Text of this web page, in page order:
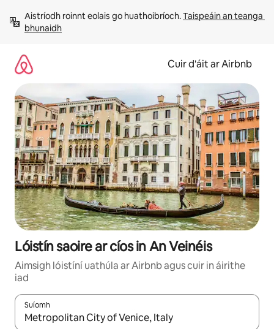
chuig
ábhar
Aistríodh roinnt eolais go huathoibríoch. Taispeáin an teanga
bhunaidh
Cuir d'áit ar Airbnb
Lóistín saoire ar cíos in An Veinéis
Aimsigh lóistíní uathúla ar Airbnb agus cuir in áirithe
iad
Suíomh
Nuair a bheidh torthaí ar fáil, déan nascleanúint le